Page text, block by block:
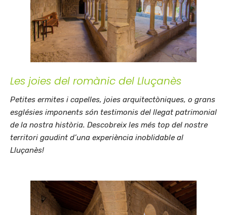
Les joies del romànic del Lluçanès
Petites ermites i capelles, joies arquitectòniques, o grans
esglésies imponents són testimonis del llegat patrimonial
de la nostra història. Descobreix les més top del nostre
territori gaudint d’una experiència inoblidable al
Lluçanès!